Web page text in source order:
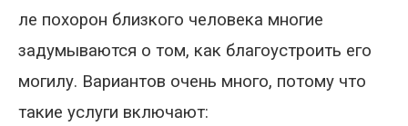
ле похорон близкого человека многие
задумываются о том, как благоустроить его
могилу. Вариантов очень много, потому что
такие услуги включают: